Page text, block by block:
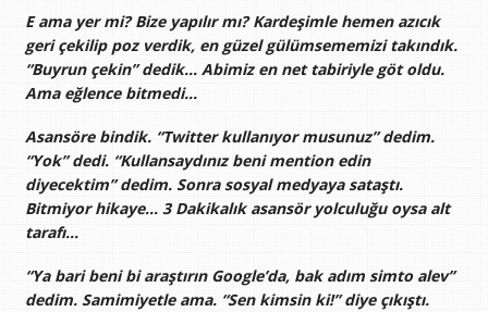
E ama yer mi? Bize yapılır mı? Kardeşimle hemen azıcık
geri çekilip poz verdik, en güzel gülümsememizi takındık.
“Buyrun çekin” dedik… Abimiz en net tabiriyle göt oldu.
Ama eğlence bitmedi…
Asansöre bindik. “Twitter kullanıyor musunuz” dedim.
“Yok” dedi. “Kullansaydınız beni mention edin
diyecektim” dedim. Sonra sosyal medyaya sataştı.
Bitmiyor hikaye… 3 Dakikalık asansör yolculuğu oysa alt
tarafı…
“Ya bari beni bi araştırın Google’da, bak adım simto alev”
dedim. Samimiyetle ama. “Sen kimsin ki!” diye çıkıştı.